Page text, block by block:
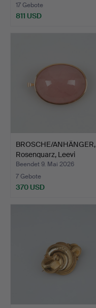
17 Gebote
811 USD
BROSCHE/ANHÄNGER,
Rosenquarz, Leevi
Nygren…
Beendet 9. Mai 2026
7 Gebote
370 USD